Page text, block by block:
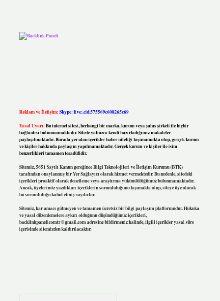
Reklam ve İletişim:Skype: live:.cid.575569c608265c69
Yasal Uyarı:Bu internet sitesi, herhangi bir marka, kurum veya şahıs şirketi ile hiçbir
bağlantısı bulunmamaktadır. Sitede yalnızca kendi hazırladığımız makaleler
paylaşılmaktadır. Burada yer alan içerikler haber niteliği taşımamakta olup, gerçek kurum
ve kişiler hakkında paylaşım yapılmamaktadır. Gerçek kurum ve kişiler ile isim
benzerlikleri tamamen tesadüfidir.
Sitemiz, 5651 Sayılı Kanun gereğince Bilgi Teknolojileri ve İletişim Kurumu (BTK)
tarafından onaylanmış bir Yer Sağlayıcı olarak hizmet vermektedir. Bu nedenle, sitedeki
içerikleri proaktif olarak denetleme veya araştırma yükümlülüğümüz bulunmamaktadır.
Ancak, üyelerimiz yazdıkları içeriklerin sorumluluğunu taşımakta olup, siteye üye olarak
bu sorumluluğu kabul etmiş sayılırlar.
Sitemiz, kar amacı gütmeyen ve tamamen ücretsiz bir bilgi paylaşım platformudur. Hukuka
ve yasal düzenlemelere aykırı olduğunu düşündüğünüz içerikleri,
backlinkpanelicomtr@gmail.comadresine bildirmeniz halinde, ilgili içerikler yasal süre
içerisinde sitemizden kaldırılacaktır.